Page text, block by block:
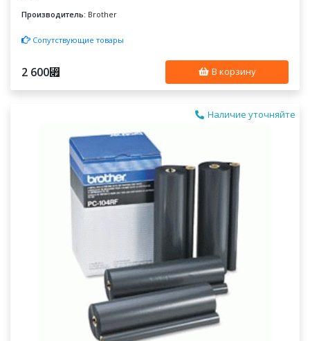
Производитель: Brother
Сопутствующие товары
2 600⃏ В корзину
Наличие уточняйте